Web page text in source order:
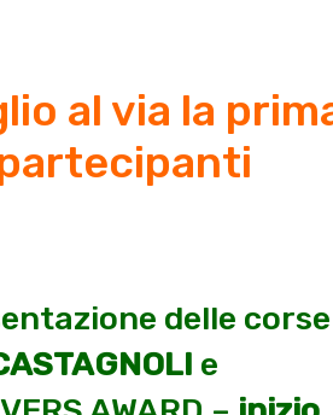
al via la
delle corse
e